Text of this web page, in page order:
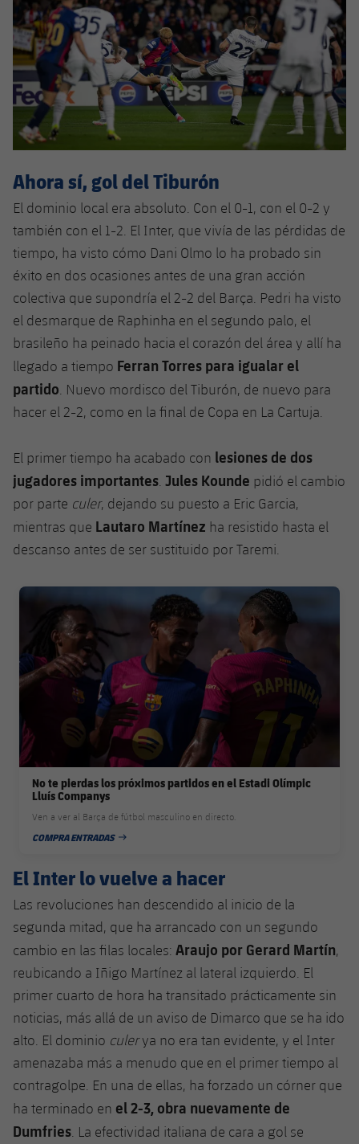
Ahora sí, gol del Tiburón
El dominio local era absoluto. Con el 0-1, con el 0-2 y
también con el 1-2. El Inter, que vivía de las pérdidas de
tiempo, ha visto cómo Dani Olmo lo ha probado sin
éxito en dos ocasiones antes de una gran acción
colectiva que supondría el 2-2 del Barça. Pedri ha visto
el desmarque de Raphinha en el segundo palo, el
brasileño ha peinado hacia el corazón del área y allí ha
llegado a tiempo Ferran Torres para igualar el
partido . Nuevo mordisco del Tiburón, de nuevo para
hacer el 2-2, como en la final de Copa en La Cartuja.
El primer tiempo ha acabado con lesiones de dos
jugadores importantes Jules Kounde pidió el cambio
por parte culer, dejando su puesto a Eric Garcia,
mientras que Lautaro Martínez ha resistido hasta el
descanso antes de ser sustituido por Taremi.
FC Barcelona club badge
No te pierdas los próximos partidos en el Estadi Olímpic
Lluís Companys
Ven a ver al Barça de fútbol masculino en directo.
COMPRA ENTRADAS
FECHA DE PUBLICACIÓN
El Inter lo vuelve a hacer
Las revoluciones han descendido al inicio de la
segunda mitad, que ha arrancado con un segundo
cambio en las filas locales: Araujo por Gerard Martín,
reubicando a Iñigo Martínez al lateral izquierdo. El
primer cuarto de hora ha transitado prácticamente sin
noticias, más allá de un aviso de Dimarco que se ha ido
alto. El dominio culerya no era tan evidente, y el Inter
amenazaba más a menudo que en el primer tiempo al
contragolpe. En una de ellas, ha forzado un córner que
ha terminado en el 2-3, obra nuevamente de
Dumfries . La efectividad italiana de cara a gol se